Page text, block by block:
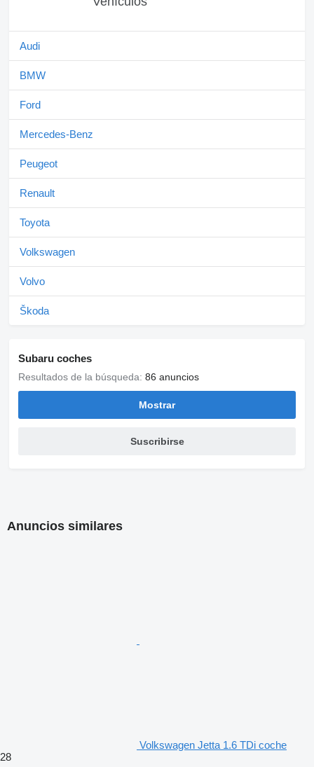
Audi
BMW
Ford
Mercedes-Benz
Peugeot
Renault
Toyota
Volkswagen
Volvo
Škoda
Subaru coches
Resultados de la búsqueda: 86 anuncios
Mostrar
Suscribirse
Anuncios similares
Volkswagen Jetta 1.6 TDi coche
28